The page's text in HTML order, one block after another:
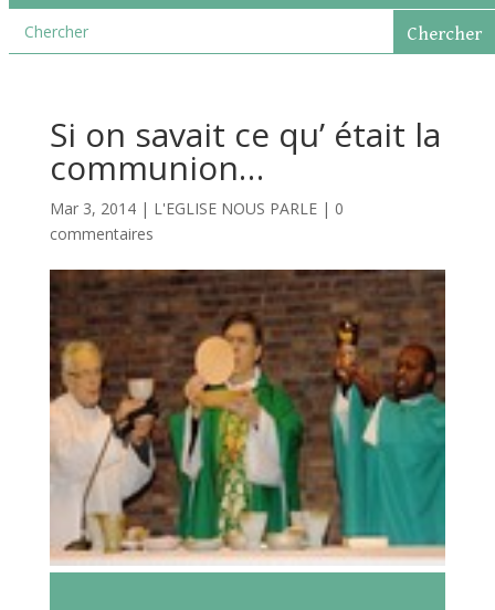
Si on savait ce qu’ était la
communion…
Mar 3, 2014| L'EGLISE NOUS PARLE| 0
commentaires